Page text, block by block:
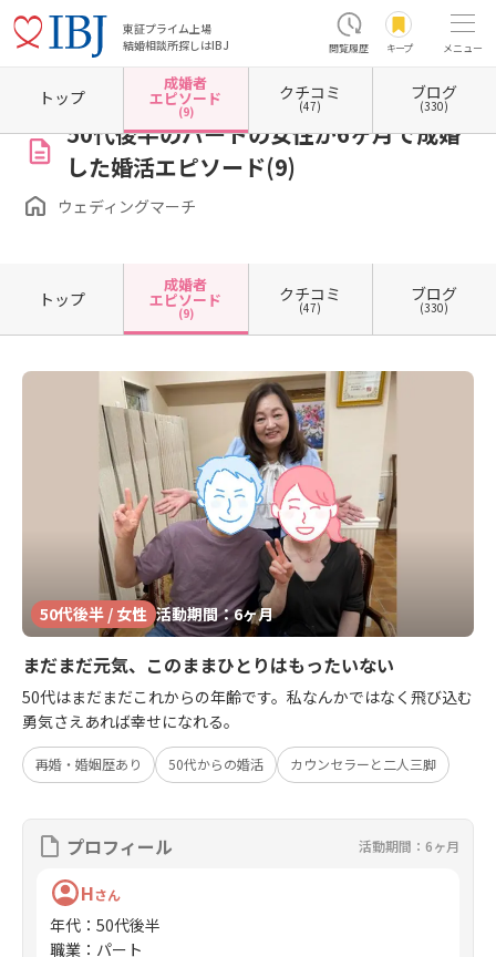
東証プライム上場
結婚相談所探しはIBJ
閲覧履歴 キープ メニュー
ホーム 新潟県の結婚相談所 新潟県新潟市 新潟県新潟市中央区 ウェディングマーチ
50代後半のパートの女性が6ヶ月で成婚
した婚活エピソード(9)
ウェディングマーチ
トップ
成婚者
エピソード
(9)
クチコミ
(47)
ブログ
(330)
トップ
成婚者
エピソード
(9)
クチコミ
(47)
ブログ
(330)
50代後半 / 女性 活動期間：6ヶ月
まだまだ元気、このままひとりはもったいない
50代はまだまだこれからの年齢です。私なんかではなく飛び込む
勇気さえあれば幸せになれる。
再婚・婚姻歴あり 50代からの婚活 カウンセラーと二人三脚
プロフィール 活動期間：6ヶ月
Hさん
年代 ： 50代後半
職業 ： パート